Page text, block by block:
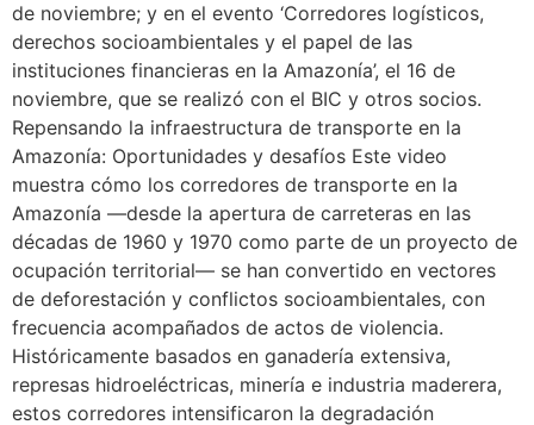
de noviembre; y en el evento ‘Corredores logísticos,
derechos socioambientales y el papel de las
instituciones financieras en la Amazonía’, el 16 de
noviembre, que se realizó con el BIC y otros socios.
Repensando la infraestructura de transporte en la
Amazonía: Oportunidades y desafíos Este video
muestra cómo los corredores de transporte en la
Amazonía —desde la apertura de carreteras en las
décadas de 1960 y 1970 como parte de un proyecto de
ocupación territorial— se han convertido en vectores
de deforestación y conflictos socioambientales, con
frecuencia acompañados de actos de violencia.
Históricamente basados en ganadería extensiva,
represas hidroeléctricas, minería e industria maderera,
estos corredores intensificaron la degradación